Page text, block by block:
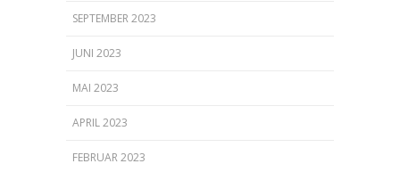
SEPTEMBER 2023
JUNI 2023
MAI 2023
APRIL 2023
FEBRUAR 2023